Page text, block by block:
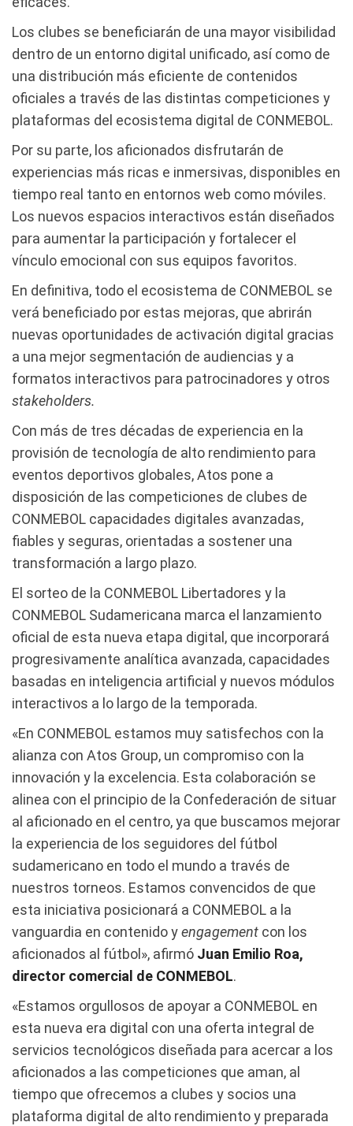
Los clubes se beneficiarán de una mayor visibilidad
dentro de un entorno digital unificado, así como de
una distribución más eficiente de contenidos
oficiales a través de las distintas competiciones y
plataformas del ecosistema digital de CONMEBOL.
Por su parte, los aficionados disfrutarán de
experiencias más ricas e inmersivas, disponibles en
tiempo real tanto en entornos web como móviles.
Los nuevos espacios interactivos están diseñados
para aumentar la participación y fortalecer el
vínculo emocional con sus equipos favoritos.
En definitiva, todo el ecosistema de CONMEBOL se
verá beneficiado por estas mejoras, que abrirán
nuevas oportunidades de activación digital gracias
a una mejor segmentación de audiencias y a
formatos interactivos para patrocinadores y otros
stakeholders.
Con más de tres décadas de experiencia en la
provisión de tecnología de alto rendimiento para
eventos deportivos globales, Atos pone a
disposición de las competiciones de clubes de
CONMEBOL capacidades digitales avanzadas,
fiables y seguras, orientadas a sostener una
transformación a largo plazo.
El sorteo de la CONMEBOL Libertadores y la
CONMEBOL Sudamericana marca el lanzamiento
oficial de esta nueva etapa digital, que incorporará
progresivamente analítica avanzada, capacidades
basadas en inteligencia artificial y nuevos módulos
interactivos a lo largo de la temporada.
«En CONMEBOL estamos muy satisfechos con la
alianza con Atos Group, un compromiso con la
innovación y la excelencia. Esta colaboración se
alinea con el principio de la Confederación de situar
al aficionado en el centro, ya que buscamos mejorar
la experiencia de los seguidores del fútbol
sudamericano en todo el mundo a través de
nuestros torneos. Estamos convencidos de que
esta iniciativa posicionará a CONMEBOL a la
vanguardia en contenido yengagement con los
aficionados al fútbol», afirmó Juan Emilio Roa,
director comercial de CONMEBOL.
«Estamos orgullosos de apoyar a CONMEBOL en
esta nueva era digital con una oferta integral de
servicios tecnológicos diseñada para acercar a los
aficionados a las competiciones que aman, al
tiempo que ofrecemos a clubes y socios una
plataforma digital de alto rendimiento y preparada